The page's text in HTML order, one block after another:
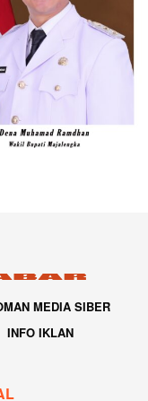
MEDIA SIBER
INFO IKLAN